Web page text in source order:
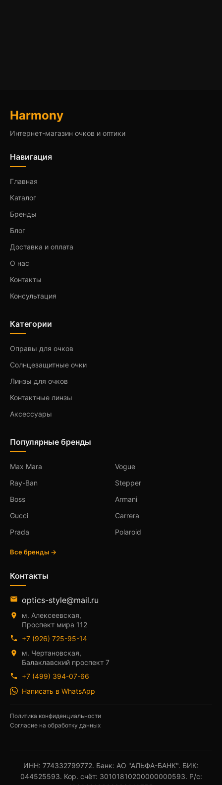
Harmony
Интернет-магазин очков и оптики
Навигация
Главная
Каталог
Бренды
Блог
Доставка и оплата
О нас
Контакты
Консультация
Категории
Оправы для очков
Солнцезащитные очки
Линзы для очков
Контактные линзы
Аксессуары
Популярные бренды
Max Mara
Ray-Ban
Boss
Gucci
Prada
Vogue
Stepper
Armani
Carrera
Polaroid
Все бренды →
Контакты
email optics-style@mail.ru
location_on
м. Алексеевская,
Проспект мира 112
phone +7 (926) 725-95-14
location_on
м. Чертановская,
Балаклавский проспект 7
phone
+7 (499) 394-07-66
Написать в WhatsApp
Политика конфиденциальности
Согласие на обработку данных
ИНН: 774332799772. Банк: АО "АЛЬФА-БАНК". БИК:
044525593. Кор. счёт: 30101810200000000593. Р/с: